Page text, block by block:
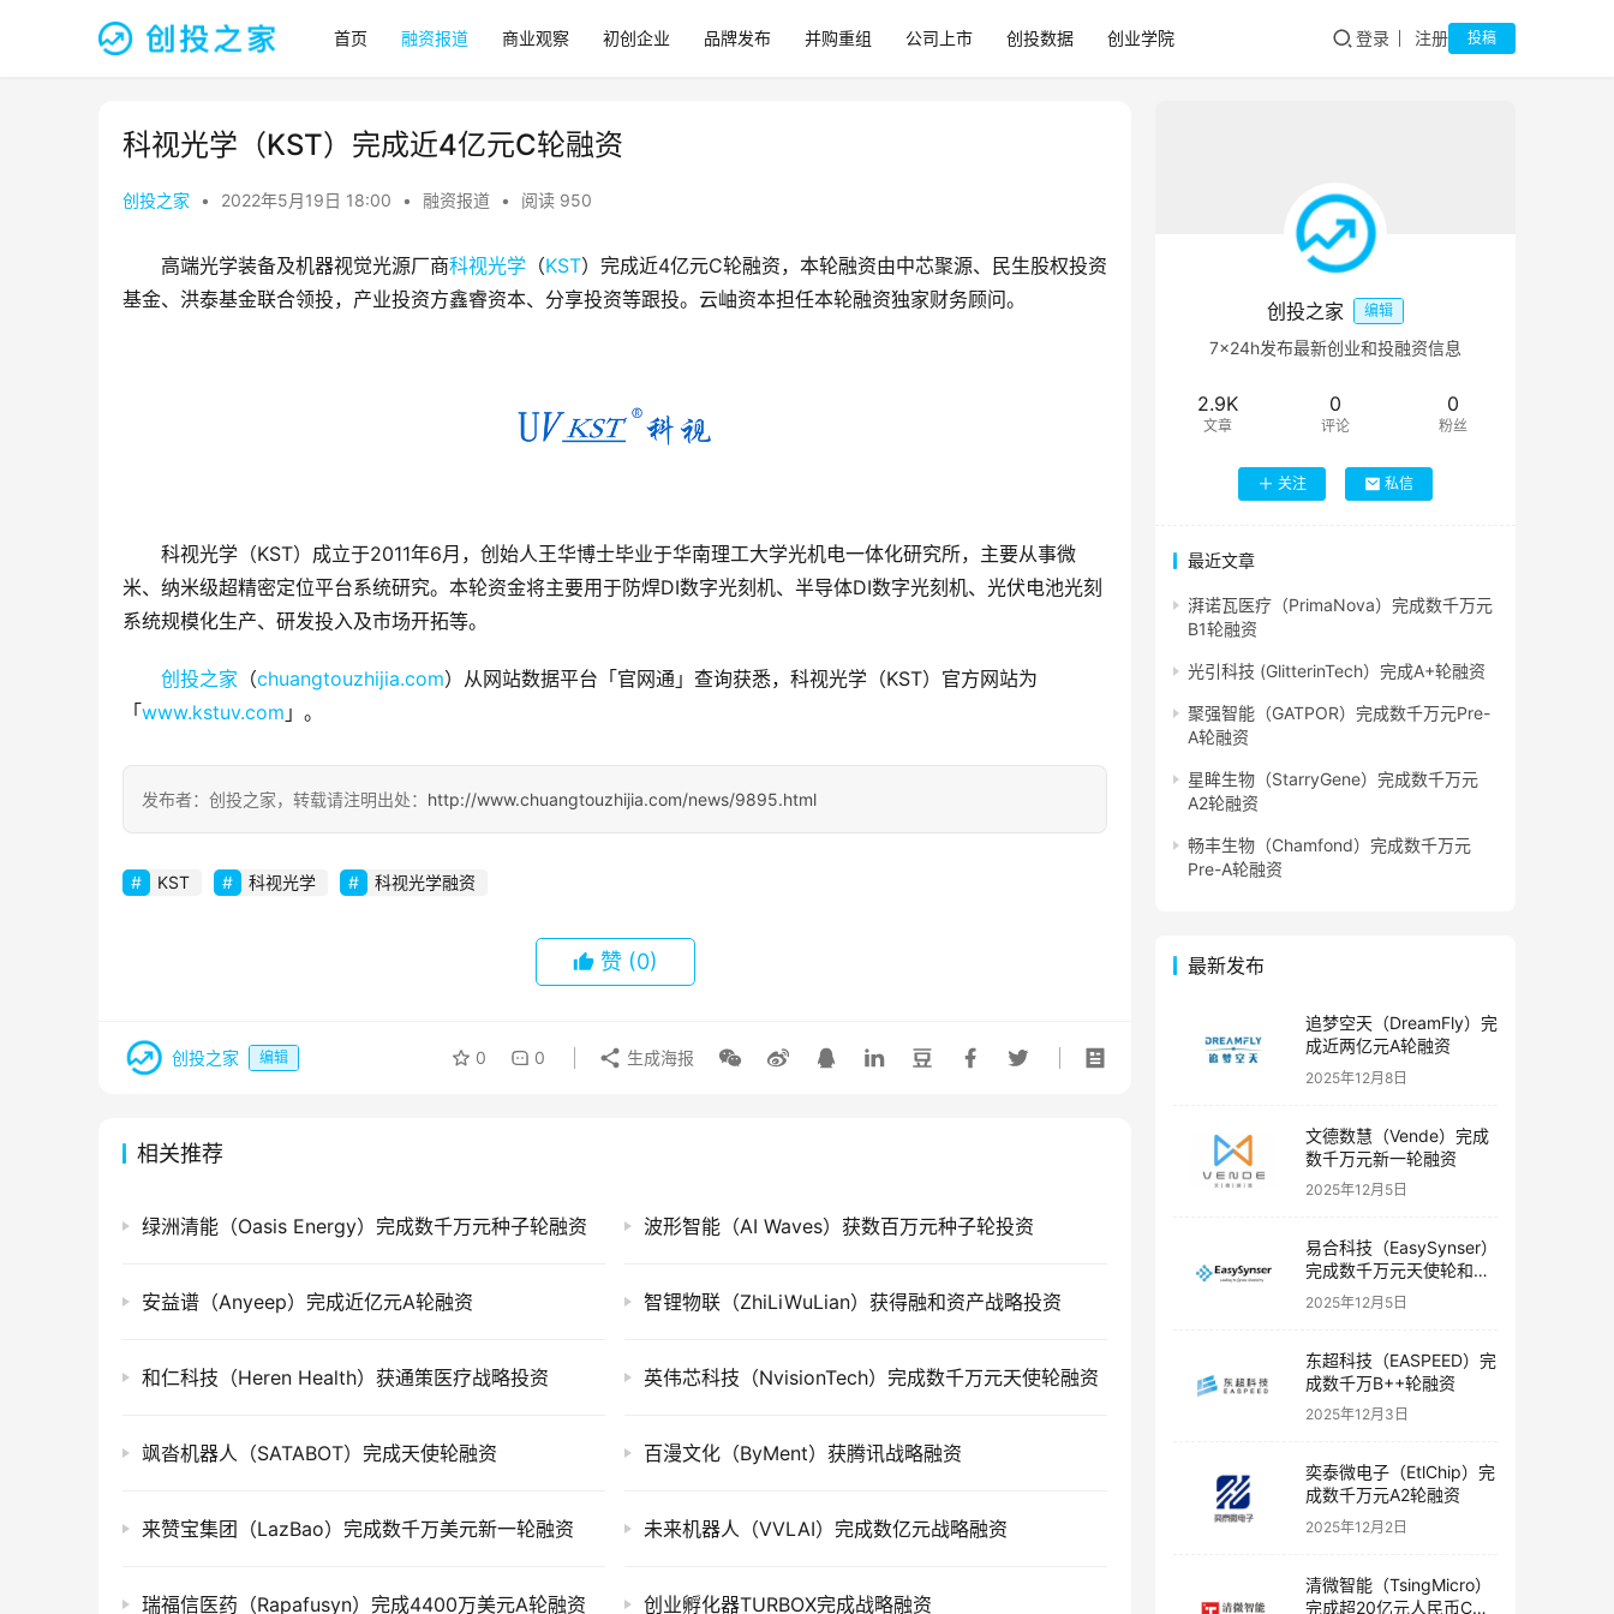
首页 融资报道 商业观察 初创企业 品牌发布 并购重组 公司上市 创投数据 创业学院 登录 注册 投稿
科视光学（KST）完成近4亿元C轮融资
创投之家 • 2022年5月19日 18:00 • 融资报道 • 阅读 950
高端光学装备及机器视觉光源厂商科视光学 （KST）完成近4亿元C轮融资，本轮融资由中芯聚源、民生股权投资
基金、洪泰基金联合领投，产业投资方鑫睿资本、分享投资等跟投。云岫资本担任本轮融资独家财务顾问。
科视光学（KST）成立于2011年6月，创始人王华博士毕业于华南理工大学光机电一体化研究所，主要从事微
米、纳米级超精密定位平台系统研究。本轮资金将主要用于防焊DI数字光刻机、半导体DI数字光刻机、光伏电池光刻
系统规模化生产、研发投入及市场开拓等。
创投之家 （chuangtouzhijia.com）从网站数据平台「官网通」查询获悉，科视光学（KST）官方网站为
「www.kstuv.com 」。
发布者：创投之家，转载请注明出处： http://www.chuangtouzhijia.com/news/9895.html
KST 科视光学 科视光学融资
赞 (0)
创投之家 编辑 0 0 生成海报
相关推荐
绿洲清能（Oasis Energy）完成数千万元种子轮融资 波形智能（AI Waves）获数百万元种子轮投资
安益谱（Anyeep）完成近亿元A轮融资 智锂物联（ZhiLiWuLian）获得融和资产战略投资
和仁科技（Heren Health）获通策医疗战略投资 英伟芯科技（NvisionTech）完成数千万元天使轮融资
飒沓机器人（SATABOT）完成天使轮融资 百漫文化（ByMent）获腾讯战略融资
来赞宝集团（LazBao）完成数千万美元新一轮融资 未来机器人（VVLAI）完成数亿元战略融资
瑞福信医药（Rapafusyn）完成4400万美元A轮融资 创业孵化器TURBOX完成战略融资
创投之家 编辑
7×24h发布最新创业和投融资信息
2.9K
文章
0
评论
0
粉丝
关注 私信
最近文章
湃诺瓦医疗（PrimaNova）完成数千万元
B1轮融资
光引科技 (GlitterinTech）完成A+轮融资
聚强智能（GATPOR）完成数千万元Pre-
A轮融资
星眸生物（StarryGene）完成数千万元
A2轮融资
畅丰生物（Chamfond）完成数千万元
Pre-A轮融资
最新发布
追梦空天（DreamFly）完
成近两亿元A轮融资
2025年12月8日
文德数慧（Vende）完成
数千万元新一轮融资
2025年12月5日
易合科技（EasySynser）
完成数千万元天使轮和天
使+轮融资
2025年12月5日
东超科技（EASPEED）完
成数千万B++轮融资
2025年12月3日
奕泰微电子（EtlChip）完
成数千万元A2轮融资
2025年12月2日
清微智能（TsingMicro）
完成超20亿元人民币C轮